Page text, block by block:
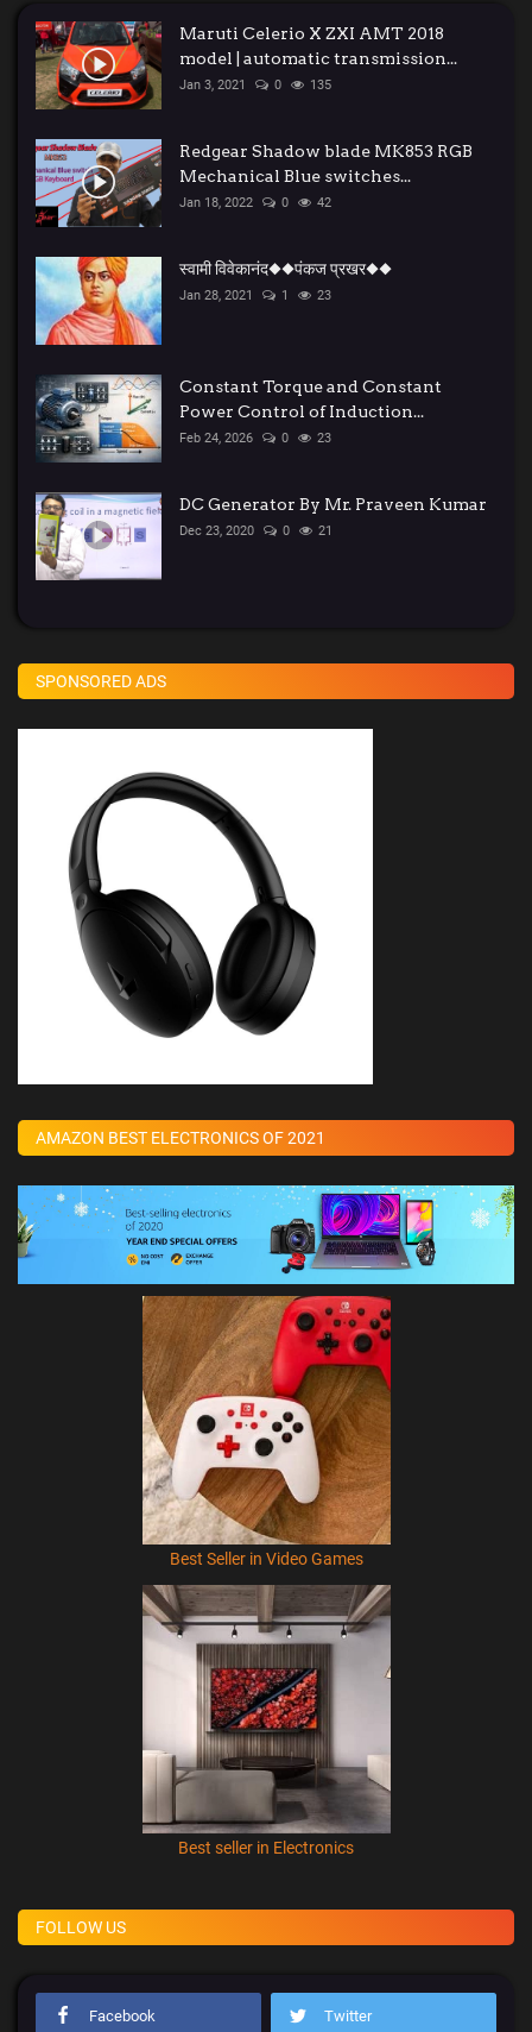
Deals
Maruti Celerio X ZXI AMT 2018
model | automatic transmission...
Jan 3, 2021 0 135
Redgear Shadow blade MK853 RGB
Mechanical Blue switches...
Jan 18, 2022 0 42
स्वामी विवेकानंद◆◆पंकज प्रखर◆◆
Jan 28, 2021 1 23
Constant Torque and Constant
Power Control of Induction...
Feb 24, 2026 0 23
DC Generator By Mr. Praveen Kumar
Dec 23, 2020 0 21
SPONSORED ADS
AMAZON BEST ELECTRONICS OF 2021
Best Seller in Video Games
Best seller in Electronics
FOLLOW US
Facebook Twitter